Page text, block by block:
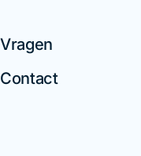
Vragen
Contact